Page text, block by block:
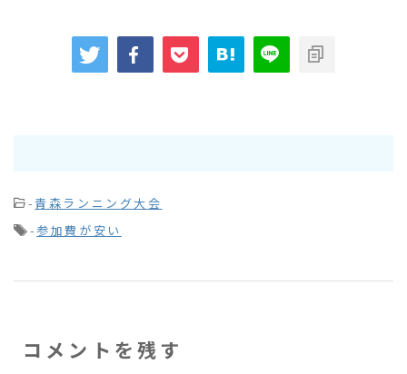
-青森ランニング大会
-参加費が安い
コメントを残す